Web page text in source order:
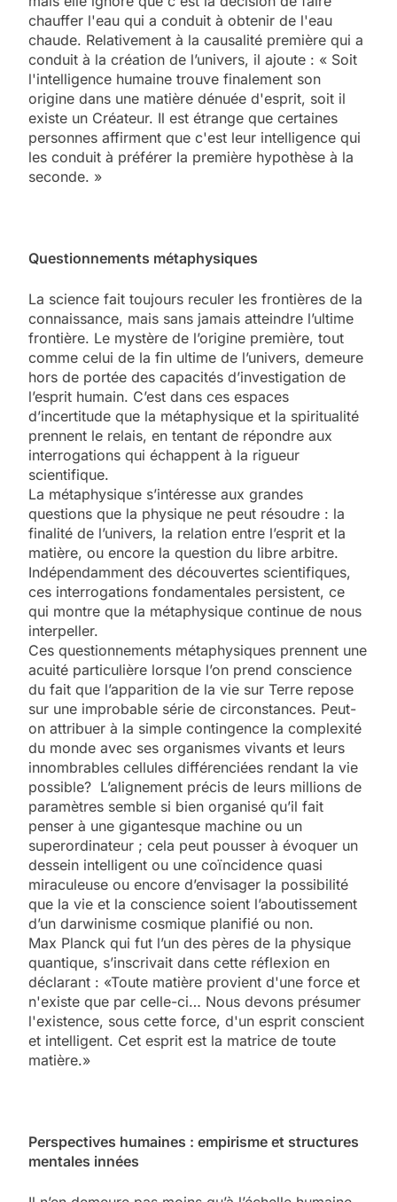
chauffer l'eau qui a conduit à obtenir de l'eau
chaude. Relativement à la causalité première qui a
conduit à la création de l’univers, il ajoute : « Soit
l'intelligence humaine trouve finalement son
origine dans une matière dénuée d'esprit, soit il
existe un Créateur. Il est étrange que certaines
personnes affirment que c'est leur intelligence qui
les conduit à préférer la première hypothèse à la
seconde. »
Questionnements métaphysiques
La science fait toujours reculer les frontières de la
connaissance, mais sans jamais atteindre l’ultime
frontière. Le mystère de l’origine première, tout
comme celui de la fin ultime de l’univers, demeure
hors de portée des capacités d’investigation de
l’esprit humain. C’est dans ces espaces
d’incertitude que la métaphysique et la spiritualité
prennent le relais, en tentant de répondre aux
interrogations qui échappent à la rigueur
scientifique.
La métaphysique s’intéresse aux grandes
questions que la physique ne peut résoudre : la
finalité de l’univers, la relation entre l’esprit et la
matière, ou encore la question du libre arbitre.
Indépendamment des découvertes scientifiques,
ces interrogations fondamentales persistent, ce
qui montre que la métaphysique continue de nous
interpeller.
Ces questionnements métaphysiques prennent une
acuité particulière lorsque l’on prend conscience
du fait que l’apparition de la vie sur Terre repose
sur une improbable série de circonstances. Peut-
on attribuer à la simple contingence la complexité
du monde avec ses organismes vivants et leurs
innombrables cellules différenciées rendant la vie
possible? L’alignement précis de leurs millions de
paramètres semble si bien organisé qu’il fait
penser à une gigantesque machine ou un
superordinateur ; cela peut pousser à évoquer un
dessein intelligent ou une coïncidence quasi
miraculeuse ou encore d’envisager la possibilité
que la vie et la conscience soient l’aboutissement
d’un darwinisme cosmique planifié ou non.
Max Planck qui fut l’un des pères de la physique
quantique, s’inscrivait dans cette réflexion en
déclarant : «Toute matière provient d'une force et
n'existe que par celle-ci… Nous devons présumer
l'existence, sous cette force, d'un esprit conscient
et intelligent. Cet esprit est la matrice de toute
matière.»
Perspectives humaines : empirisme et structures
mentales innées